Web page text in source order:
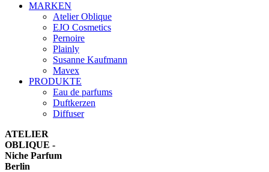
MARKEN
Atelier Oblique
EJO Cosmetics
Pernoire
Plainly
Susanne Kaufmann
Mavex
PRODUKTE
Eau de parfums
Duftkerzen
Diffuser
ATELIER
OBLIQUE -
Niche Parfum
Berlin